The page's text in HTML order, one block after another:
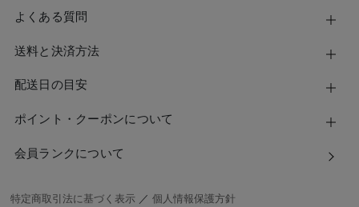
よくある質問
送料と決済方法
配送日の目安
ポイント・クーポンについて
会員ランクについて
特定商取引法に基づく表示 ／個人情報保護方針